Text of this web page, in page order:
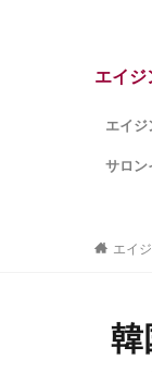
エイジ
エイジ
サロン
エイ
韓